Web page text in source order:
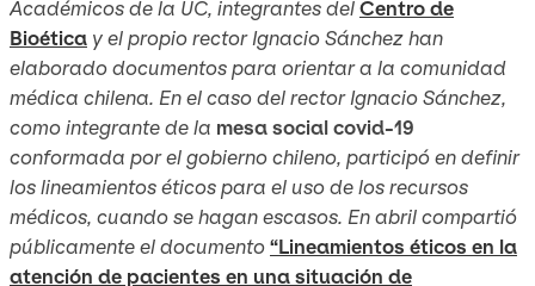
Académicos de la UC, integrantes delCentro de
Bioética y el propio rector Ignacio Sánchez han
elaborado documentos para orientar a la comunidad
médica chilena. En el caso del rector Ignacio Sánchez,
como integrante de la mesa social covid-19
conformada por el gobierno chileno, participó en definir
los lineamientos éticos para el uso de los recursos
médicos, cuando se hagan escasos. En abril compartió
públicamente el documento“Lineamientos éticos en la
atención de pacientes en una situación de